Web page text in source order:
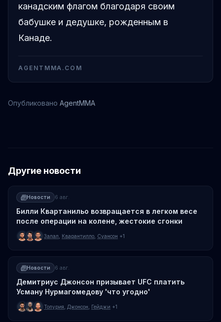
канадским флагом благодаря своим
бабушке и дедушке, рожденным в
Канаде.
AGENTMMA.COM
Опубликовано AgentMMA
Другие новости
Новости 6 авг.
Билли Квартанильо возвращается в легком весе
после операции на колене, жестокие сгонки
Залал Кварантилло Суансон +1
Новости 6 авг.
Демитриус Джонсон призывает UFC платить
Усману Нурмагомедову 'что угодно'
Топурия Джонсон Гейджи +1